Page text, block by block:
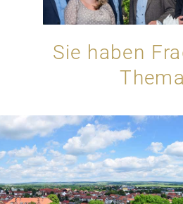
Sie haben